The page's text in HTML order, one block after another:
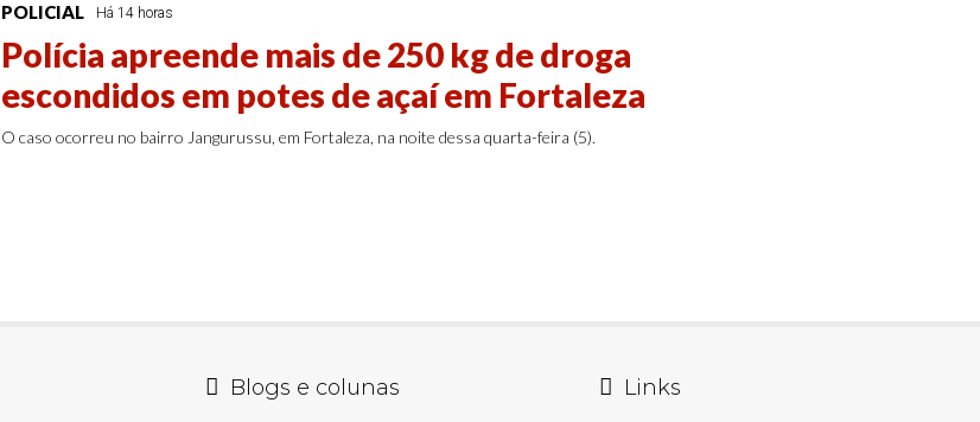
POLICIAL Há 14 horas
Polícia apreende mais de 250 kg de droga
escondidos em potes de açaí em Fortaleza
O caso ocorreu no bairro Jangurussu, em Fortaleza, na noite dessa quarta-feira (5).
Blogs e colunas Links